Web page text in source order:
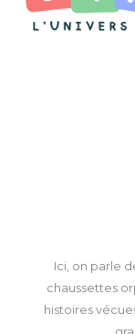
Ici, on parle
chaussettes
histoires